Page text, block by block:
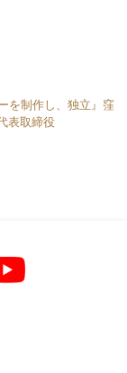
を制作し、独立』窪
表取締役